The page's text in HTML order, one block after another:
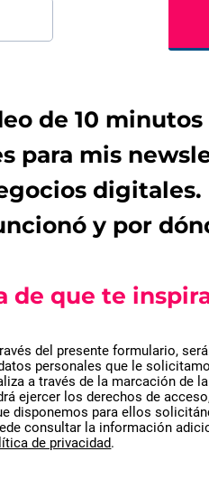
de 10
para mis
digitales.
y por
de que te
del presente formulario,
personales que le
a través de la marcación de
ejercer los derechos de
para ellos
consultar la información
de privacidad.